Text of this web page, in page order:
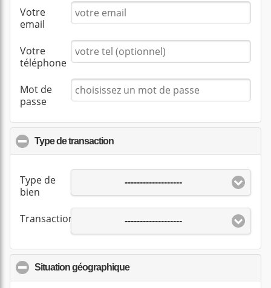
Votre
email
Votre
téléphone
Mot de
passe
Type de transaction
Type de
bien
-------------------
Transaction -------------------
Situation géographiqueclick to collapse contents